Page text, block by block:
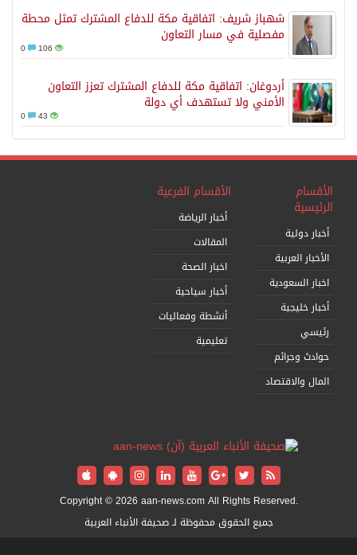
شهباز شريف: اتفاقية مكة للدفاع المشترك تمثل محطة
مفصلية في مسار التعاون
106
أردوغان: اتفاقية مكة للدفاع المشترك تعزز التعاون
الأمني ولا تستهدف أي دولة
43
الأقسام
الرئيسية
أخبار دولية
الأخبار العربية
اخبار السعودية
أخبار خليجية
رئيسي
حوادث وجرائم
المال والاقتصاد
الأقسام الفرعية
أخبار الرياضة
المقالات
اخبار الصحة
أخبار سياحية
أنشطة وفعاليات
تعليمية
Copyright © 2026 aan-news.com All Rights Reserved.
جميع الحقوق محفوظة لـ صحيفة الأنباء العربية